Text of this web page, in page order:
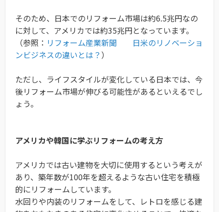
そのため、日本でのリフォーム市場は約6.5兆円なの
に対して、アメリカでは約35兆円となっています。
（参照： リフォーム産業新聞 日米のリノベーショ
ンビジネスの違いとは？ ）
ただし、ライフスタイルが変化している日本では、今
後リフォーム市場が伸びる可能性があるといえるでし
ょう。
アメリカや韓国に学ぶリフォームの考え方
アメリカでは古い建物を大切に使用するという考えが
あり、築年数が100年を超えるような古い住宅を積極
的にリフォームしています。
水回りや内装のリフォームをして、レトロを感じる建